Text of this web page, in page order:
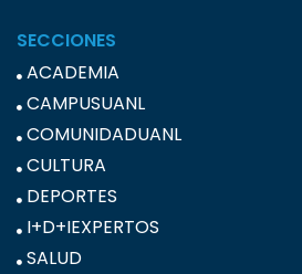
SECCIONES
ACADEMIA
CAMPUSUANL
COMUNIDADUANL
CULTURA
DEPORTES
I+D+IEXPERTOS
SALUD